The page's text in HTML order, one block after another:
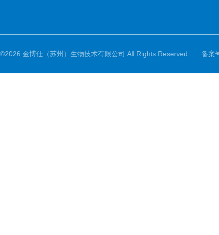
©2026 金博仕（苏州）生物技术有限公司 All Rights Reserved. 备案